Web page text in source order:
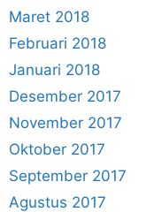
Maret 2018
Februari 2018
Januari 2018
Desember 2017
November 2017
Oktober 2017
September 2017
Agustus 2017